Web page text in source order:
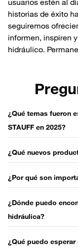
historias de éxito
seguiremos
informen, inspiren
hidráulico.
¿Qué temas fueron
STAUFF en 2025?
¿Qué nuevos
¿Por qué son
¿Dónde puedo
hidráulica?
¿Qué puedo esperar